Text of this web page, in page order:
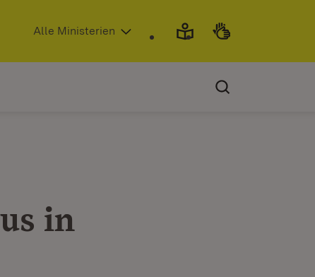
(Öffnet in neuem Fenster)
Alle Ministerien
in